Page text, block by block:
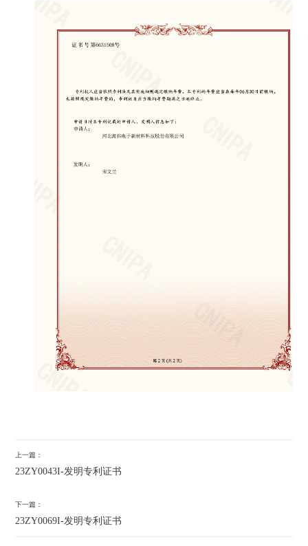
上一篇：
23ZY0043I-发明专利证书
下一篇：
23ZY0069I-发明专利证书